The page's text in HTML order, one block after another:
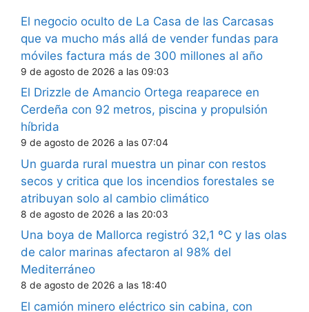
El negocio oculto de La Casa de las Carcasas
que va mucho más allá de vender fundas para
móviles factura más de 300 millones al año
9 de agosto de 2026 a las 09:03
El Drizzle de Amancio Ortega reaparece en
Cerdeña con 92 metros, piscina y propulsión
híbrida
9 de agosto de 2026 a las 07:04
Un guarda rural muestra un pinar con restos
secos y critica que los incendios forestales se
atribuyan solo al cambio climático
8 de agosto de 2026 a las 20:03
Una boya de Mallorca registró 32,1 ºC y las olas
de calor marinas afectaron al 98% del
Mediterráneo
8 de agosto de 2026 a las 18:40
El camión minero eléctrico sin cabina, con